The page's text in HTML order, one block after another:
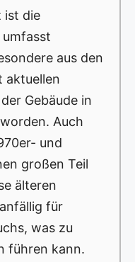
ist die
aus den
aktuellen
Gebäude in
Auch
und
großen Teil
älteren
für
was zu
führen kann.